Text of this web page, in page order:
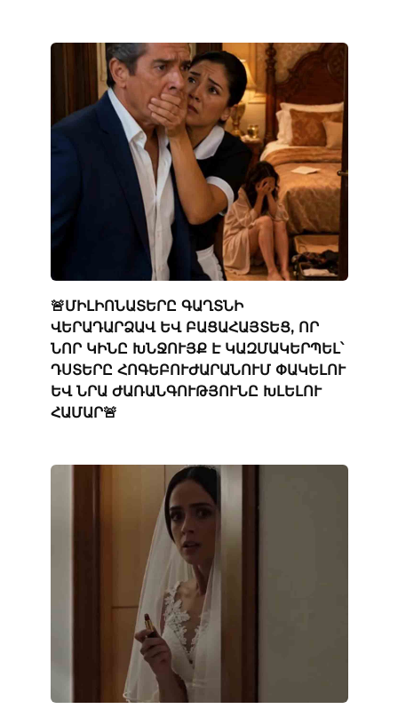
🚨ՄԻԼԻՈՆԱՏԵՐԸ ԳԱՂՏՆԻ
ՎԵՐԱԴԱՐՁԱՎ ԵՎ ԲԱՑԱՀԱՅՏԵՑ, ՈՐ
ՆՈՐ ԿԻՆԸ ԽՆՋՈՒՅՔ Է ԿԱԶՄԱԿԵՐՊԵԼ՝
ԴՍՏԵՐԸ ՀՈԳԵԲՈՒԺԱՐԱՆՈՒՄ ՓԱԿԵԼՈՒ
ԵՎ ՆՐԱ ԺԱՌԱՆԳՈՒԹՅՈՒՆԸ ԽԼԵԼՈՒ
ՀԱՄԱՐ🚨